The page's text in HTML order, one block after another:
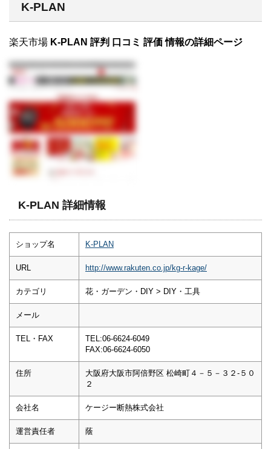
K-PLAN
楽天市場 K-PLAN 評判 口コミ 評価 情報の詳細ページ
K-PLAN 詳細情報
ショップ名 K-PLAN
URL http://www.rakuten.co.jp/kg-r-kage/
カテゴリ 花・ガーデン・DIY > DIY・工具
メール
TEL・FAX
TEL:06-6624-6049
FAX:06-6624-6050
住所
大阪府大阪市阿倍野区 松崎町４－５－３２-５０
２
会社名 ケージー断熱株式会社
運営責任者 蔭